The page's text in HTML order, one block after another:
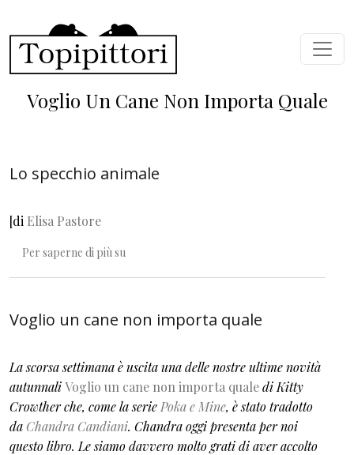
Voglio Un Cane Non Importa Quale
Lo specchio animale
[di Elisa Pastore
Per saperne di più su
Voglio un cane non importa quale
La scorsa settimana è uscita una delle nostre ultime novità
autunnaliVoglio un cane non importa qualedi Kitty
Crowther che, come la serie Poka e Mine, è stato tradotto
da Chandra Candiani. Chandra oggi presenta per noi
questo libro. Le siamo davvero molto grati di aver accolto